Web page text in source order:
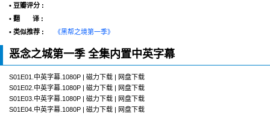
• 豆瓣评分 :
• 翻 译 :
• 类似推荐 :
《黑帮之境第一季》
恶念之城第一季 全集内置中英字幕
S01E01.中英字幕.1080P | 磁力下载 | 网盘下载
S01E02.中英字幕.1080P | 磁力下载 | 网盘下载
S01E03.中英字幕.1080P | 磁力下载 | 网盘下载
S01E04.中英字幕.1080P | 磁力下载 | 网盘下载